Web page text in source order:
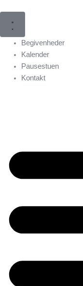
indholdet
Begivenheder
Kalender
Pausestuen
Kontakt